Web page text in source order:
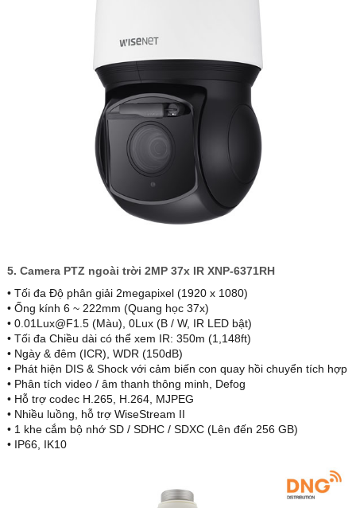
5. Camera PTZ ngoài trời 2MP 37x IR XNP-6371RH
• Tối đa Độ phân giải 2megapixel (1920 x 1080)
• Ống kính 6 ~ 222mm (Quang học 37x)
• 0.01Lux@F1.5 (Màu), 0Lux (B / W, IR LED bật)
• Tối đa Chiều dài có thể xem IR: 350m (1,148ft)
• Ngày & đêm (ICR), WDR (150dB)
• Phát hiện DIS & Shock với cảm biến con quay hồi chuyển tích hợp
• Phân tích video / âm thanh thông minh, Defog
• Hỗ trợ codec H.265, H.264, MJPEG
• Nhiều luồng, hỗ trợ WiseStream II
• 1 khe cắm bộ nhớ SD / SDHC / SDXC (Lên đến 256 GB)
• IP66, IK10